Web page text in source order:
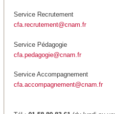
Service Recrutement
cfa.recrutement@cnam.fr
Service Pédagogie
cfa.pedagogie@cnam.fr
Service Accompagnement
cfa.accompagnement@cnam.fr